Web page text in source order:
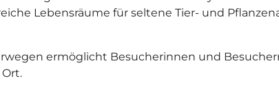
Lebensräume für seltene Tier- und
ermöglicht Besucherinnen und